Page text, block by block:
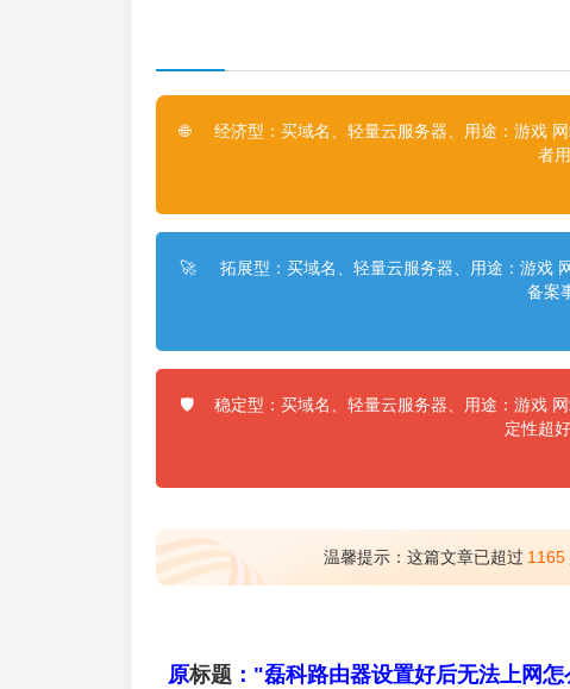
🌐
经济型：买域名、轻量云服务器、用途：游戏
者用
🚀
拓展型：买域名、轻量云服务器、用途：游戏
备案
🛡️
稳定型：买域名、轻量云服务器、用途：游戏
定性超
温馨提示：这篇文章已超过 1165
原标题："磊科路由器设置好后无法上网